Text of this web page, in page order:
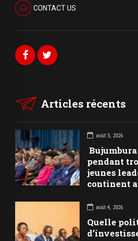
CONTACT US
Articles récents
août 5, 2026
pendant
jeunes
continent
août 4, 2026
Quelle